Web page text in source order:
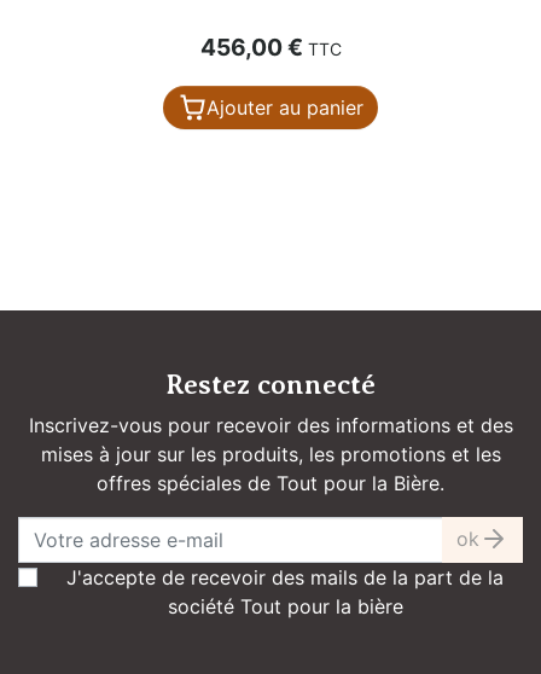
Prix
456,00 € TTC
Ajouter au panier
Restez connecté
Inscrivez-vous pour recevoir des informations et des
mises à jour sur les produits, les promotions et les
offres spéciales de Tout pour la Bière.
ok
J'accepte de recevoir des mails de la part de la
société Tout pour la bière